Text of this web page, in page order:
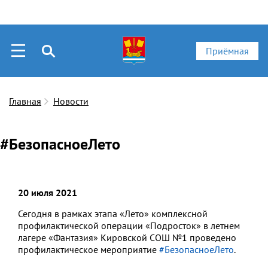
Приёмная
Главная Новости
#БезопасноеЛето
20 июля 2021
Сегодня в рамках этапа «Лето» комплексной
профилактической операции «Подросток» в летнем
лагере «Фантазия» Кировской СОШ №1 проведено
профилактическое мероприятие #БезопасноеЛето.